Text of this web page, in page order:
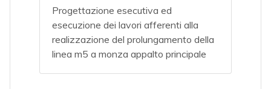
Progettazione esecutiva ed
esecuzione dei lavori afferenti alla
realizzazione del prolungamento della
linea m5 a monza appalto principale